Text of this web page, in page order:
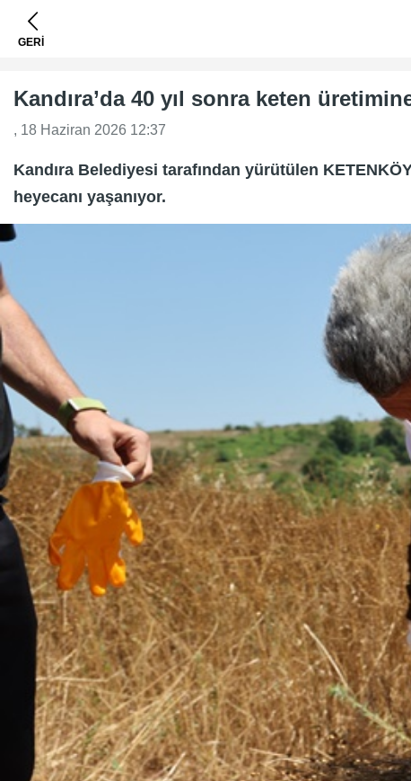
GERİ
Kandıra’da 40 yıl sonra keten
, 18 Haziran 2026 12:37
Kandıra Belediyesi tarafından yürütülen
heyecanı yaşanıyor.